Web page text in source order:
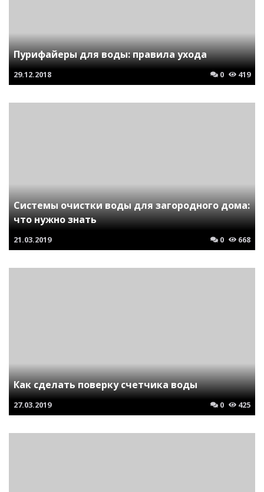
Пурифайеры для воды: правила ухода
29.12.2018 0 419
Системы очистки воды для загородного дома:
что нужно знать
21.03.2019 0 668
Как сделать поверку счетчика воды
27.03.2019 0 425